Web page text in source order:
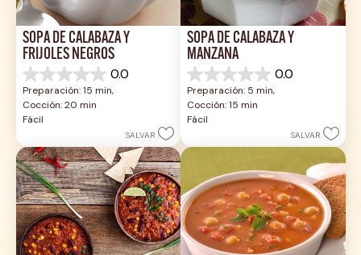
SOPA DE CALABAZA Y
FRIJOLES NEGROS
0.0
0.0
de
5
estrellas.
Preparación: 15 min,
Cocción: 20 min
Fácil
SALVAR
SOPA DE CALABAZA Y
MANZANA
0.0
0.0
de
5
estrellas.
Preparación: 5 min,
Cocción: 15 min
Fácil
SALVAR